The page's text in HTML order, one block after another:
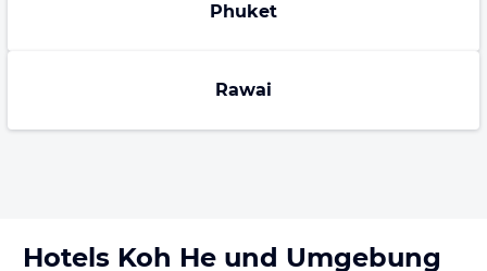
Phuket
Rawai
Hotels Koh He und Umgebung